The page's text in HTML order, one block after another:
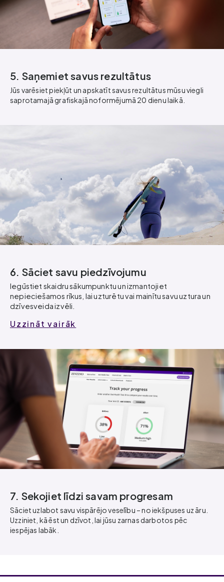
5. Saņemiet savus rezultātus
Jūs varēsiet piekļūt un apskatīt savus rezultātus mūsu viegli
saprotamajā grafiskajā noformējumā 20 dienu laikā.
6. Sāciet savu piedzīvojumu
Iegūstiet skaidru sākumpunktu un izmantojiet
nepieciešamos rīkus, lai uzturētu vai mainītu savu uztura un
dzīvesveida izvēli.
Uzzināt vairāk
7. Sekojiet līdzi savam progresam
Sāciet uzlabot savu vispārējo veselību – no iekšpuses uz āru.
Uzziniet, kā ēst un dzīvot, lai jūsu zarnas darbotos pēc
iespējas labāk.